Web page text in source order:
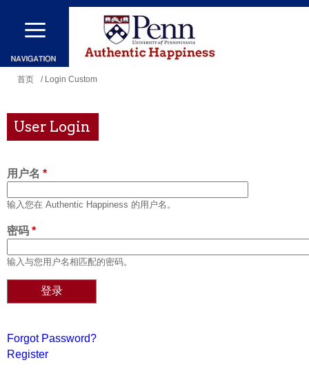
跳
到
主
容
你
这
里
首页 / Login Custom
User Login
用户名 *
输入您在 Authentic Happiness 的用户名。
密码 *
输入与您用户名相匹配的密码。
Forgot Password?
Register